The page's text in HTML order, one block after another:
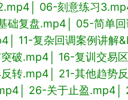
│ 06-刻意练习
础复盘.mp4 │ 05-简单
│ 11-复杂回调案例讲解
突破.mp4 │ 16-复训交易
反转.mp4 │ 21-其他趋势
│ 26-关于止盈.mp4